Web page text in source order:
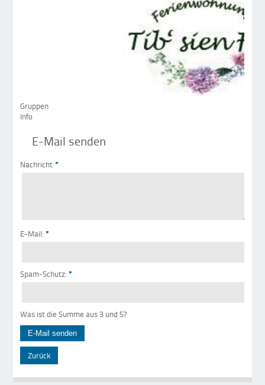
Gruppen
Info
E-Mail senden
Nachricht *
E-Mail: *
Spam-Schutz: *
Was ist die Summe aus 3 und 5?
Zurück